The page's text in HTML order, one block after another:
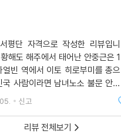
평단 자격으로 작성한 리뷰입니
해도 해주에서 태어난 안중근은 1
빈 역에서 이토 히로부미를 총으
사람이라면 남녀노소 불문 안중
르는 이가 없으리라....그에게 조국
음이면 나라를 되찾기 위해 한 목숨
않을 수 있는지.안중근의 이
신고
리뷰 전체보기